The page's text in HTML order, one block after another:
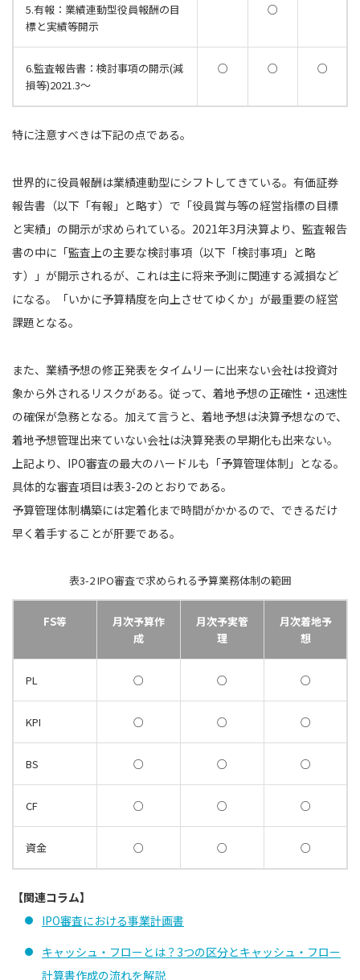
5.有報：業績連動型役員報酬の目
標と実績等開示
○
6.監査報告書：検討事項の開示(減
損等)2021.3～
○ ○ ○
特に注意すべきは下記の点である。
世界的に役員報酬は業績連動型にシフトしてきている。有価証券
報告書（以下「有報」と略す）で「役員賞与等の経営指標の目標
と実績」の開示が求められている。2021年3月決算より、監査報告
書の中に「監査上の主要な検討事項（以下「検討事項」と略
す）」が開示されるが、これは主に将来予測に関連する減損など
になる。「いかに予算精度を向上させてゆくか」が最重要の経営
課題となる。
また、業績予想の修正発表をタイムリーに出来ない会社は投資対
象から外されるリスクがある。従って、着地予想の正確性・迅速性
の確保が急務となる。加えて言うと、着地予想は決算予想なので、
着地予想管理出来ていない会社は決算発表の早期化も出来ない。
上記より、IPO審査の最大のハードルも「予算管理体制」となる。
具体的な審査項目は表3-2のとおりである。
予算管理体制構築には定着化まで時間がかかるので、できるだけ
早く着手することが肝要である。
表3-2 IPO審査で求められる予算業務体制の範囲
FS等
月次予算作
成
月次予実管
理
月次着地予
想
PL ○ ○ ○
KPI ○ ○ ○
BS ○ ○ ○
CF ○ ○ ○
資金 ○ ○ ○
【関連コラム】
IPO審査における事業計画書
キャッシュ・フローとは？3つの区分とキャッシュ・フロー
計算書作成の流れを解説